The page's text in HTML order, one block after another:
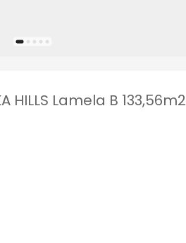
HILLS Lamela B 133,56m2